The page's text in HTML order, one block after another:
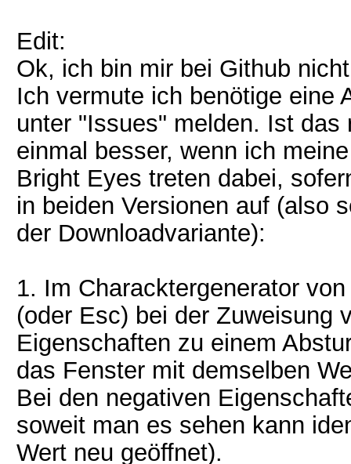
Edit:
Ok, ich bin mir bei Github
Ich vermute ich benötige eine
unter "Issues" melden. Ist
einmal besser, wenn ich
Bright Eyes treten dabei,
in beiden Versionen auf (also
der Downloadvariante):
1. Im Characktergenerator
(oder Esc) bei der Zuweisung
Eigenschaften zu einem
das Fenster mit demselben
Bei den negativen
soweit man es sehen kann
Wert neu geöffnet).